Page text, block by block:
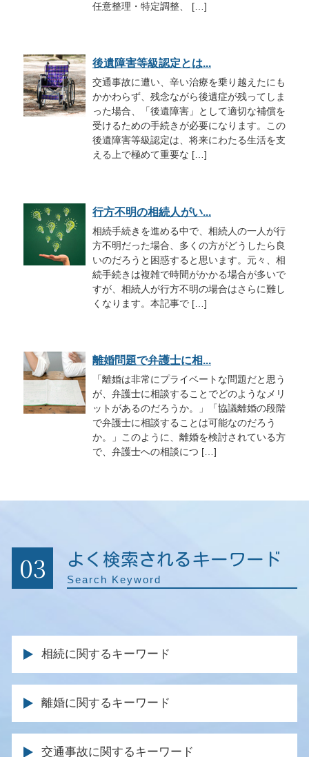
任意整理・特定調整、 […]
後遺障害等級認定とは...
交通事故に遭い、辛い治療を乗り越えたにも
かかわらず、残念ながら後遺症が残ってしま
った場合、「後遺障害」として適切な補償を
受けるための手続きが必要になります。この
後遺障害等級認定は、将来にわたる生活を支
える上で極めて重要な […]
行方不明の相続人がい...
相続手続きを進める中で、相続人の一人が行
方不明だった場合、多くの方がどうしたら良
いのだろうと困惑すると思います。元々、相
続手続きは複雑で時間がかかる場合が多いで
すが、相続人が行方不明の場合はさらに難し
くなります。本記事で […]
離婚問題で弁護士に相...
「離婚は非常にプライベートな問題だと思う
が、弁護士に相談することでどのようなメリ
ットがあるのだろうか。」「協議離婚の段階
で弁護士に相談することは可能なのだろう
か。」このように、離婚を検討されている方
で、弁護士への相談につ […]
03 よく検索されるキーワード
Search Keyword
相続に関するキーワード
死亡 保険金 相続
遺産分割協議 やり直し
遺産 相続 裁判
遺留分侵害額請求権 時効
離婚に関するキーワード
養育費 金額 決め方
交通事故に関するキーワード